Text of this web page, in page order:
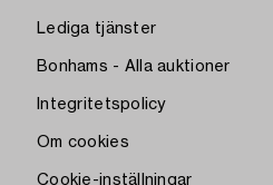
Lediga tjänster
Bonhams - Alla auktioner
Integritetspolicy
Om cookies
Cookie-inställningar